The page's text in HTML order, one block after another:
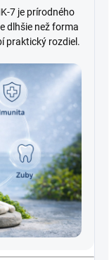
7 je prírodného
dlhšie než forma
praktický rozdiel.